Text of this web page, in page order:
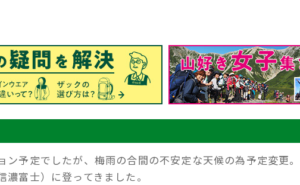
ン予定でしたが、梅雨の合間の不安定な天候の為予定変更。
富士）に登ってきました。